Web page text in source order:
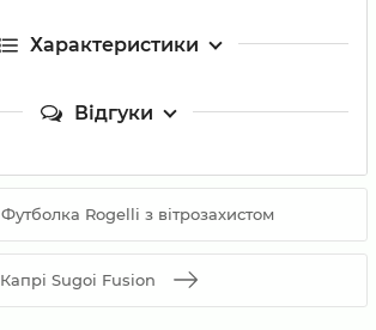
Характеристики
Відгуки
Футболка Rogelli з вітрозахистом
Капрі Sugoi Fusion